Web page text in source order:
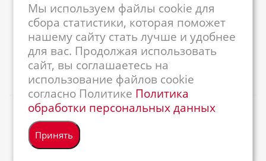
centrkkm@centrkkm.ru
185005, г. Петрозаводск, ул. Промышленная,
1/26
2026 © Республиканский Центр ККМ
Мы используем файлы cookie для
сбора статистики, которая поможет
нашему сайту стать лучше и удобнее
для вас. Продолжая использовать
сайт, вы соглашаетесь на
использование файлов cookie
согласно Политике Политика
обработки персональных данных
Принять